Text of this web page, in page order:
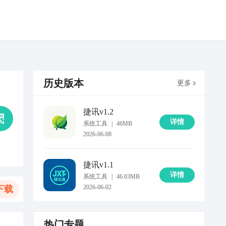
载
历史版本 更多
捷讯v1.2
系统工具
46MB
2026-06-08
详情
捷讯v1.1
系统工具
46.03MB
2026-06-02
详情